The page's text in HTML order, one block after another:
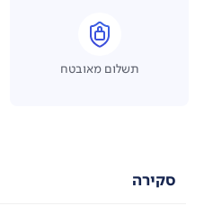
תשלום מאובטח
סקירה